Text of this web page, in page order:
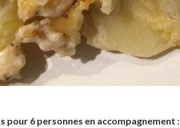
pour 6 personnes en accompagnement :